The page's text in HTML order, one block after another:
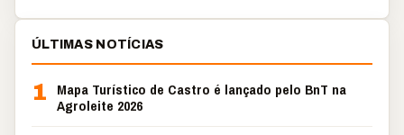
ÚLTIMAS NOTÍCIAS
1
Mapa Turístico de Castro é lançado pelo BnT na
Agroleite 2026